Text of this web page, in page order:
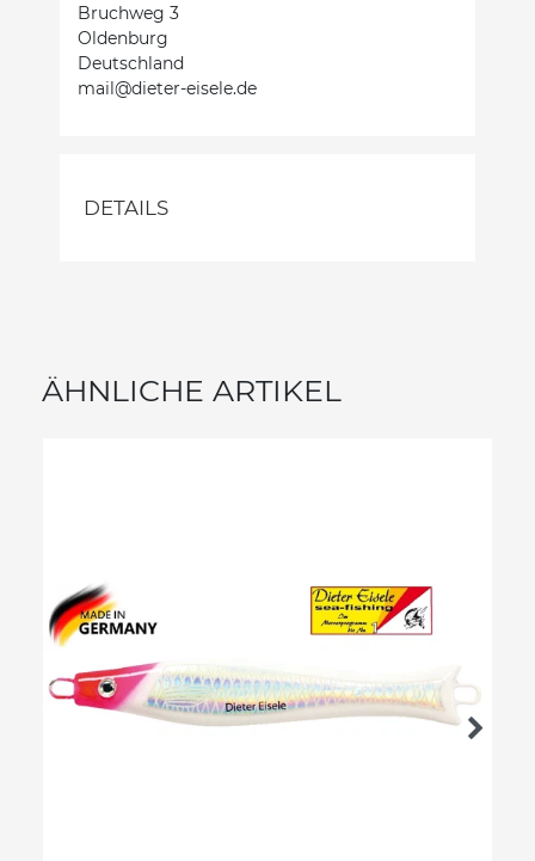
Bruchweg 3
Oldenburg
Deutschland
mail@dieter-eisele.de
DETAILS
ÄHNLICHE ARTIKEL